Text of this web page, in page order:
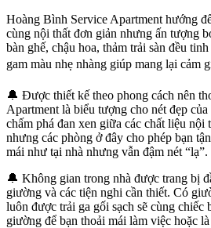
Hoàng Bình Service Apartment hướng
cùng nội thất đơn giản nhưng ấn tượng
bàn ghế, chậu hoa, thảm trải sàn đều
gam màu nhẹ nhàng giúp mang lại cảm
🔔 Được thiết kế theo phong cách nên
Apartment là biểu tượng cho nét đẹp
chấm phá đan xen giữa các chất liệu nội
nhưng các phòng ở đây cho phép bạn
mái như tại nhà nhưng vẫn đậm nét “lạ”.
🔔 Không gian trong nhà được trang bị
giường và các tiện nghi cần thiết. Có
luôn được trải ga gối sạch sẽ cùng chiếc
giường để bạn thoải mái làm việc hoặc